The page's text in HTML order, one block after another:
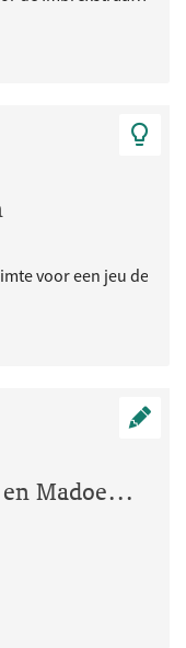
voor een jeu de
Rioolvervanging Borneo- en Madoerastraat